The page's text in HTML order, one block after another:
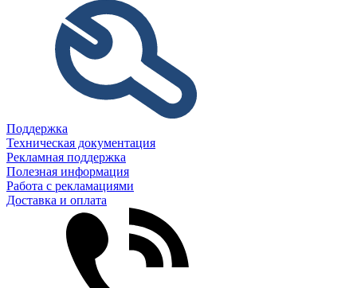
Поддержка
Техническая документация
Рекламная поддержка
Полезная информация
Работа с рекламациями
Доставка и оплата